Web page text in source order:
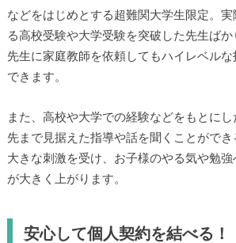
などをはじめとする超難関大学生限定。
る高校受験や大学受験を突破した先生ば
先生に家庭教師を依頼してもハイレベル
できます。
また、高校や大学での経験などをもとに
先まで見据えた指導や話を聞くことがで
大きな刺激を受け、お子様のやる気や勉
が大きく上がります。
安心して個人契約を結べる！